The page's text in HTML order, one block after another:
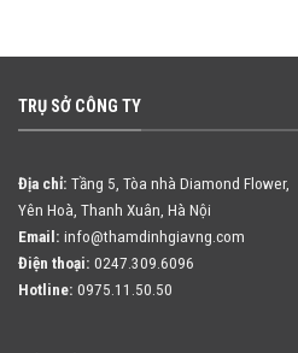
TRỤ SỞ CÔNG TY
Địa chỉ: Tầng 5, Tòa nhà Diamond Flower,
Yên Hoà, Thanh Xuân, Hà Nội
Email: info@thamdinhgiavng.com
Điện thoại: 0247.309.6096
Hotline: 0975.11.50.50